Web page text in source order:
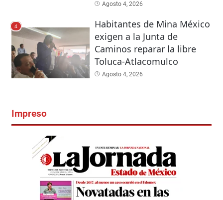
Agosto 4, 2026
4
Habitantes de Mina México
exigen a la Junta de
Caminos reparar la libre
Toluca-Atlacomulco
Agosto 4, 2026
Impreso